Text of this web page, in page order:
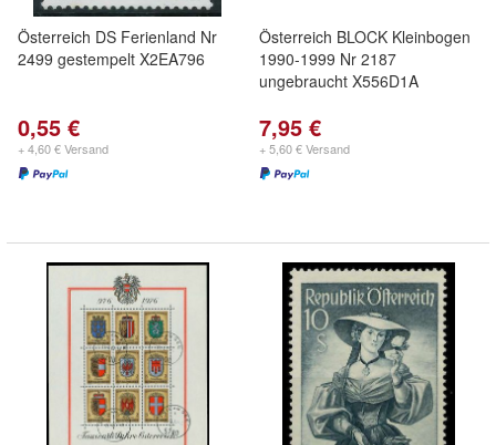
Österreich DS Ferienland Nr
2499 gestempelt X2EA796
0,55 €
+ 4,60 € Versand
Österreich BLOCK Kleinbogen
1990-1999 Nr 2187
ungebraucht X556D1A
7,95 €
+ 5,60 € Versand